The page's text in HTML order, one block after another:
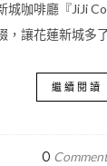
城咖啡廳『JiJi
，讓花蓮新城多
繼續閱讀
0